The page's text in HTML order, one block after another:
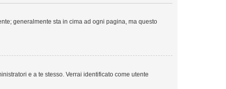
generalmente sta in cima ad ogni pagina, ma questo
e a te stesso. Verrai identificato come utente